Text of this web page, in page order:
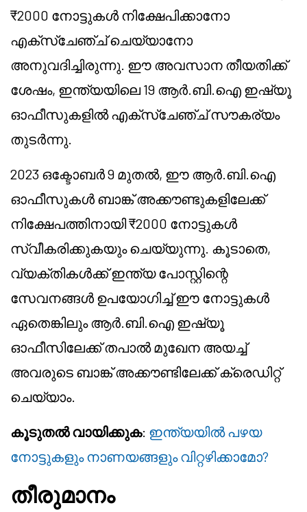
₹2000 നോട്ടുകൾ നിക്ഷേപിക്കാനോ
എക്സ്ചേഞ്ച് ചെയ്യാനോ
അനുവദിച്ചിരുന്നു. ഈ അവസാന തീയതിക്ക്
ശേഷം, ഇന്ത്യയിലെ 19 ആർ.ബി.ഐ ഇഷ്യൂ
ഓഫീസുകളിൽ എക്സ്ചേഞ്ച് സൗകര്യം
തുടർന്നു.
2023 ഒക്ടോബർ 9 മുതൽ, ഈ ആർ.ബി.ഐ
ഓഫീസുകൾ ബാങ്ക് അക്കൗണ്ടുകളിലേക്ക്
നിക്ഷേപത്തിനായി ₹2000 നോട്ടുകൾ
സ്വീകരിക്കുകയും ചെയ്യുന്നു. കൂടാതെ,
വ്യക്തികൾക്ക് ഇന്ത്യ പോസ്റ്റിന്റെ
സേവനങ്ങൾ ഉപയോഗിച്ച് ഈ നോട്ടുകൾ
ഏതെങ്കിലും ആർ.ബി.ഐ ഇഷ്യൂ
ഓഫീസിലേക്ക് തപാൽ മുഖേന അയച്ച്
അവരുടെ ബാങ്ക് അക്കൗണ്ടിലേക്ക് ക്രെഡിറ്റ്
ചെയ്യാം.
കൂടുതൽ വായിക്കുക: ഇന്ത്യയിൽ പഴയ
നോട്ടുകളും നാണയങ്ങളും വിറ്റഴിക്കാമോ?
തീരുമാനം